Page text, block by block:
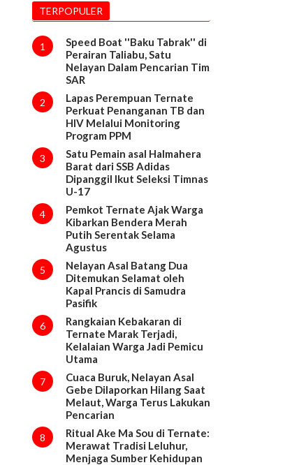
TERPOPULER
1
Speed Boat ''Baku Tabrak'' di
Perairan Taliabu, Satu
Nelayan Dalam Pencarian Tim
SAR
2
Lapas Perempuan Ternate
Perkuat Penanganan TB dan
HIV Melalui Monitoring
Program PPM
3
Satu Pemain asal Halmahera
Barat dari SSB Adidas
Dipanggil Ikut Seleksi Timnas
U-17
4
Pemkot Ternate Ajak Warga
Kibarkan Bendera Merah
Putih Serentak Selama
Agustus
5
Nelayan Asal Batang Dua
Ditemukan Selamat oleh
Kapal Prancis di Samudra
Pasifik
6
Rangkaian Kebakaran di
Ternate Marak Terjadi,
Kelalaian Warga Jadi Pemicu
Utama
7
Cuaca Buruk, Nelayan Asal
Gebe Dilaporkan Hilang Saat
Melaut, Warga Terus Lakukan
Pencarian
8
Ritual Ake Ma Sou di Ternate:
Merawat Tradisi Leluhur,
Menjaga Sumber Kehidupan